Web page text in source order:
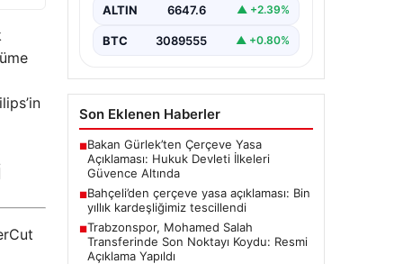
ALTIN 6647.6 ▲ +2.39%
BTC 3089555 ▲ +0.80%
Son Eklenen Haberler
■Bakan Gürlek’ten Çerçeve Yasa
Açıklaması: Hukuk Devleti İlkeleri
Güvence Altında
■Bahçeli’den çerçeve yasa açıklaması: Bin
yıllık kardeşliğimiz tescillendi
■Trabzonspor, Mohamed Salah
Transferinde Son Noktayı Koydu: Resmi
Açıklama Yapıldı